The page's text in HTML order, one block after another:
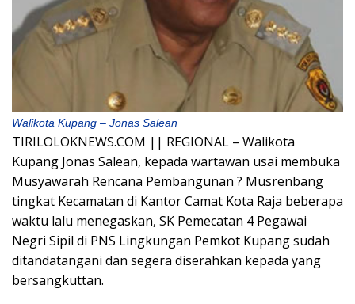
Walikota Kupang – Jonas Salean
TIRILOLOKNEWS.COM || REGIONAL – Walikota
Kupang Jonas Salean, kepada wartawan usai membuka
Musyawarah Rencana Pembangunan ? Musrenbang
tingkat Kecamatan di Kantor Camat Kota Raja beberapa
waktu lalu menegaskan, SK Pemecatan 4 Pegawai
Negri Sipil di PNS Lingkungan Pemkot Kupang sudah
ditandatangani dan segera diserahkan kepada yang
bersangkuttan.